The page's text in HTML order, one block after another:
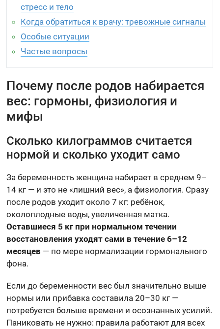
стресс и тело
Когда обратиться к врачу: тревожные сигналы
Особые ситуации
Частые вопросы
Почему после родов набирается
вес: гормоны, физиология и
мифы
Сколько килограммов считается
нормой и сколько уходит само
За беременность женщина набирает в среднем 9–
14 кг — и это не «лишний вес», а физиология. Сразу
после родов уходит около 7 кг: ребёнок,
околоплодные воды, увеличенная матка.
Оставшиеся 5 кг при нормальном течении
восстановления уходят сами в течение 6–12
месяцев — по мере нормализации гормонального
фона.
Если до беременности вес был значительно выше
нормы или прибавка составила 20–30 кг —
потребуется больше времени и осознанных усилий.
Паниковать не нужно: правила работают для всех